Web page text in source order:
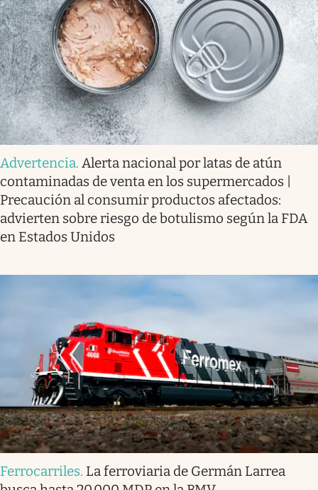
Advertencia. Alerta nacional por latas de atún
contaminadas de venta en los supermercados |
Precaución al consumir productos afectados:
advierten sobre riesgo de botulismo según la FDA
en Estados Unidos
Ferrocarriles. La ferroviaria de Germán Larrea